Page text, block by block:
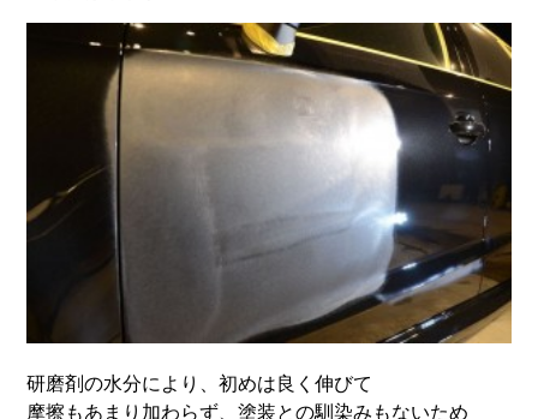
研磨剤の水分により、初めは良く伸びて
摩擦もあまり加わらず、塗装との馴染みもないため